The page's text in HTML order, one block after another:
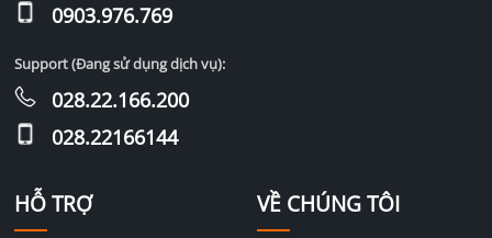
HỖ TRỢ VỀ CHÚNG TÔI
0903.976.769
Support (Đang sử dụng dịch vụ):
028.22.166.200
028.22166144